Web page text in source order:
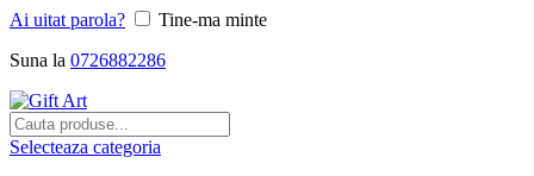
Ai uitat parola?
Tine-ma minte
Suna la 0726882286
Selecteaza categoria